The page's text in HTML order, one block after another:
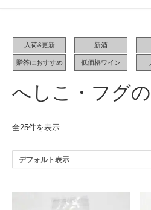
入荷&更新 新酒
贈答におすすめ 低価格ワイン
へしこ・フグ
全25件を表示